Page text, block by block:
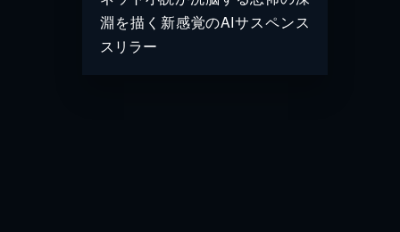
淵を描く新感覚のAIサスペンス
スリラー